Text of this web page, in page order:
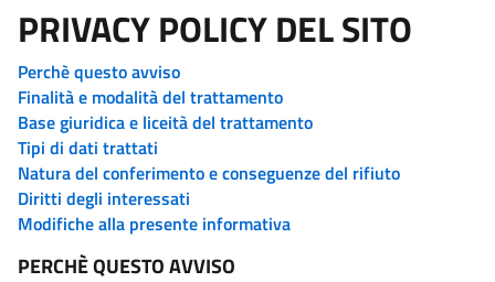
PRIVACY POLICY DEL SITO
Perchè questo avviso
Finalità e modalità del trattamento
Base giuridica e liceità del trattamento
Tipi di dati trattati
Natura del conferimento e conseguenze del rifiuto
Diritti degli interessati
Modifiche alla presente informativa
PERCHÈ QUESTO AVVISO